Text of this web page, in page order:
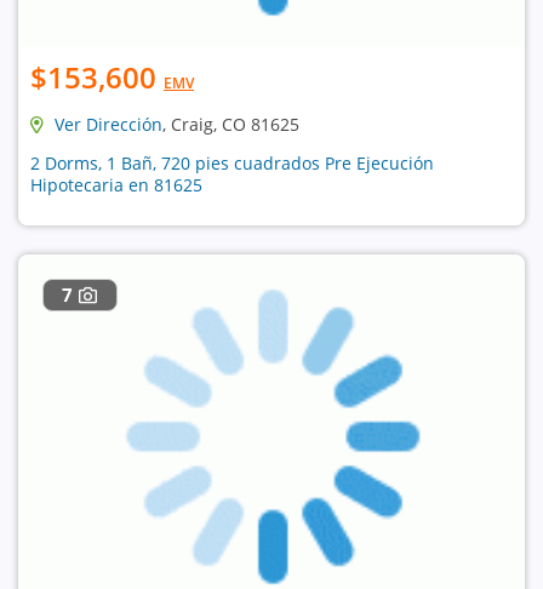
$153,600 EMV
Ver Dirección, Craig, CO 81625
2 Dorms, 1 Bañ, 720 pies cuadrados Pre Ejecución
Hipotecaria en 81625
7